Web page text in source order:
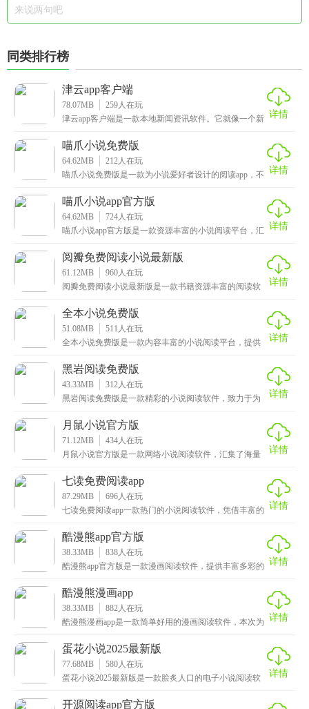
同类排行榜
津云app客户端
78.07MB 259人在玩
津云app客户端是一款本地新闻资讯软件。它就像一个新 详情
喵爪小说免费版
64.62MB 212人在玩
喵爪小说免费版是一款为小说爱好者设计的阅读app，不 详情
喵爪小说app官方版
64.62MB 724人在玩
喵爪小说app官方版是一款资源丰富的小说阅读平台，汇 详情
阅瓣免费阅读小说最新版
61.12MB 960人在玩
阅瓣免费阅读小说最新版是一款书籍资源丰富的阅读软
读，
详情
全本小说免费版
51.08MB 511 人在玩
全本小说免费版是一款内容丰富的小说阅读平台，提供
型题
详情
黑岩阅读免费版
43.33MB 312人在玩
黑岩阅读免费版是一款精彩的小说阅读软件，致力于为
化设
详情
月鼠小说官方版
71.12MB 434人在玩
月鼠小说官方版是一款网络小说阅读软件，汇集了海量
游戏
详情
七读免费阅读app
87.29MB 696人在玩
七读免费阅读app一款热门的小说阅读软件，凭借丰富的 详情
酷漫熊app官方版
38.33MB 838人在玩
酷漫熊app官方版是一款漫画阅读软件，提供丰富多彩的 详情
酷漫熊漫画app
38.33MB 882人在玩
酷漫熊漫画app是一款简单好用的漫画阅读软件，本次为 详情
蛋花小说2025最新版
77.68MB 580人在玩
蛋花小说2025最新版是一款脍炙人口的电子小说阅读软
详情
开源阅读app官方版